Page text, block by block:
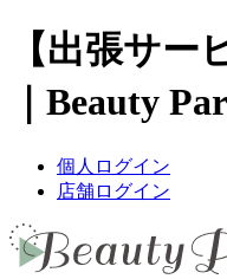
【出張サ
｜Beauty
個人ログイン
店舗ログイン